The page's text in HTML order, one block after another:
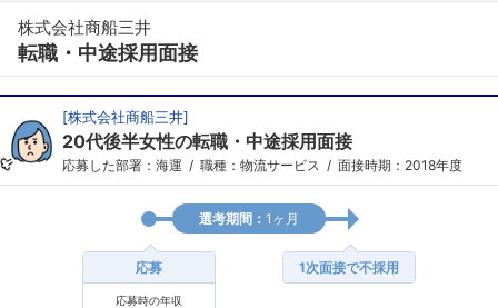
株式会社商船三井
転職・中途採用面接
[株式会社商船三井]
20代後半女性の転職・中途採用面接
応募した部署：海運 職種：物流サービス 面接時期：2018年度
選考期間： 1ヶ月
応募
応募時の年収
1次面接で不採用